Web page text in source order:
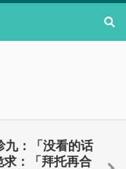
九：「没看的话
：「拜托再合